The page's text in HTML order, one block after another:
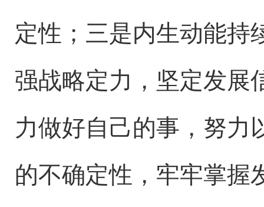
定性；三是内生动能持
强战略定力，坚定发展
力做好自己的事，努力
的不确定性，牢牢掌握